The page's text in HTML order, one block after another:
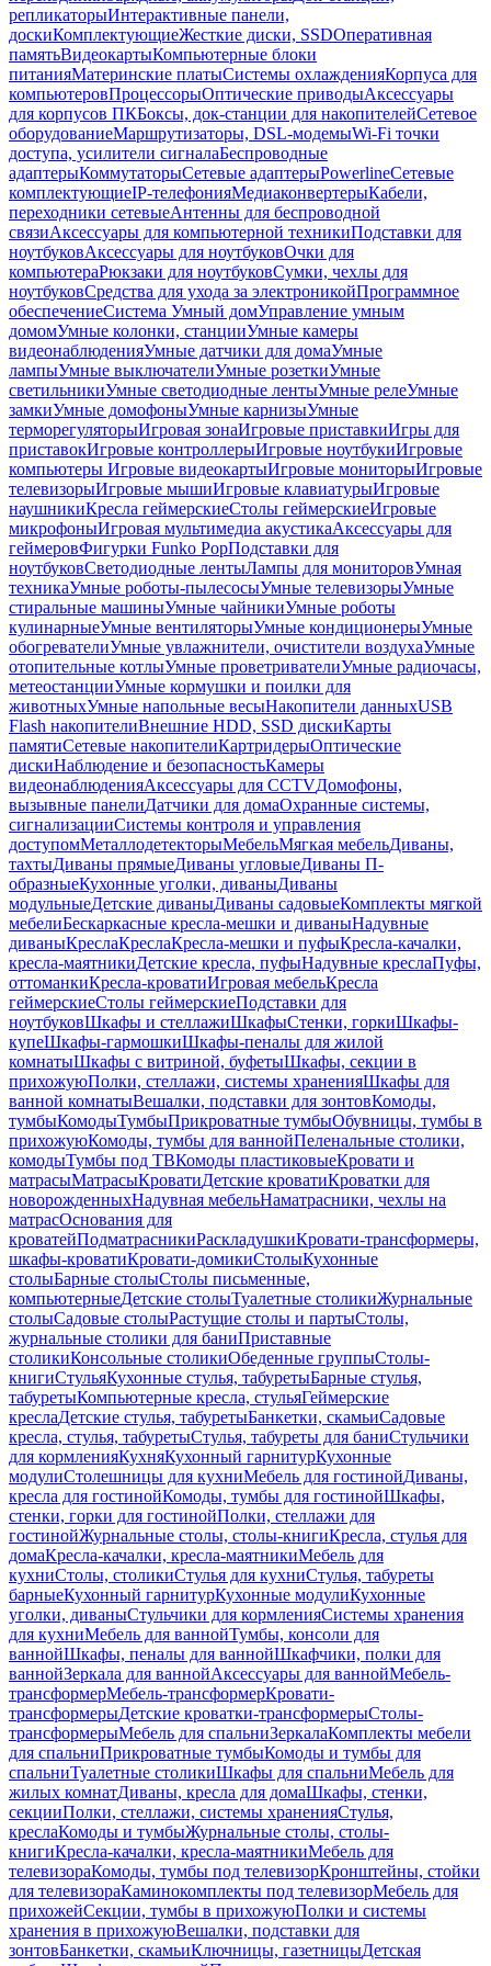
репликаторыИнтерактивные панели,
доскиКомплектующиеЖесткие диски, SSDОперативная
памятьВидеокартыКомпьютерные блоки
питанияМатеринские платыСистемы охлажденияКорпуса для
компьютеровПроцессорыОптические приводыАксессуары
для корпусов ПКБоксы, док-станции для накопителейСетевое
оборудованиеМаршрутизаторы, DSL-модемыWi-Fi точки
доступа, усилители сигналаБеспроводные
адаптерыКоммутаторыСетевые адаптерыPowerlineСетевые
комплектующиеIP-телефонияМедиаконвертерыКабели,
переходники сетевыеАнтенны для беспроводной
связиАксессуары для компьютерной техникиПодставки для
ноутбуковАксессуары для ноутбуковОчки для
компьютераРюкзаки для ноутбуковСумки, чехлы для
ноутбуковСредства для ухода за электроникойПрограммное
обеспечениеСистема Умный домУправление умным
домомУмные колонки, станцииУмные камеры
видеонаблюденияУмные датчики для домаУмные
лампыУмные выключателиУмные розеткиУмные
светильникиУмные светодиодные лентыУмные релеУмные
замкиУмные домофоныУмные карнизыУмные
терморегуляторыИгровая зонаИгровые приставкиИгры для
приставокИгровые контроллерыИгровые ноутбукиИгровые
компьютеры Игровые видеокартыИгровые мониторыИгровые
телевизорыИгровые мышиИгровые клавиатурыИгровые
наушникиКресла геймерскиеСтолы геймерскиеИгровые
микрофоныИгровая мультимедиа акустикаАксессуары для
геймеровФигурки Funko PopПодставки для
ноутбуковСветодиодные лентыЛампы для мониторовУмная
техникаУмные роботы-пылесосыУмные телевизорыУмные
стиральные машиныУмные чайникиУмные роботы
кулинарныеУмные вентиляторыУмные кондиционерыУмные
обогревателиУмные увлажнители, очистители воздухаУмные
отопительные котлыУмные проветривателиУмные радиочасы,
метеостанцииУмные кормушки и поилки для
животныхУмные напольные весыНакопители данныхUSB
Flash накопителиВнешние HDD, SSD дискиКарты
памятиСетевые накопителиКартридерыОптические
дискиНаблюдение и безопасностьКамеры
видеонаблюденияАксессуары для CCTVДомофоны,
вызывные панелиДатчики для домаОхранные системы,
сигнализацииСистемы контроля и управления
доступомМеталлодетекторыМебельМягкая мебельДиваны,
тахтыДиваны прямыеДиваны угловыеДиваны П-
образныеКухонные уголки, диваныДиваны
модульныеДетские диваныДиваны садовыеКомплекты мягкой
мебелиБескаркасные кресла-мешки и диваныНадувные
диваныКреслаКреслаКресла-мешки и пуфыКресла-качалки,
кресла-маятникиДетские кресла, пуфыНадувные креслаПуфы,
оттоманкиКресла-кроватиИгровая мебельКресла
геймерскиеСтолы геймерскиеПодставки для
ноутбуковШкафы и стеллажиШкафыСтенки, горкиШкафы-
купеШкафы-гармошкиШкафы-пеналы для жилой
комнатыШкафы с витриной, буфетыШкафы, секции в
прихожуюПолки, стеллажи, системы храненияШкафы для
ванной комнатыВешалки, подставки для зонтовКомоды,
тумбыКомодыТумбыПрикроватные тумбыОбувницы, тумбы в
прихожуюКомоды, тумбы для ваннойПеленальные столики,
комодыТумбы под ТВКомоды пластиковыеКровати и
матрасыМатрасыКроватиДетские кроватиКроватки для
новорожденныхНадувная мебельНаматрасники, чехлы на
матрасОснования для
кроватейПодматрасникиРаскладушкиКровати-трансформеры,
шкафы-кроватиКровати-домикиСтолыКухонные
столыБарные столыСтолы письменные,
компьютерныеДетские столыТуалетные столикиЖурнальные
столыСадовые столыРастущие столы и партыСтолы,
журнальные столики для баниПриставные
столикиКонсольные столикиОбеденные группыСтолы-
книгиСтульяКухонные стулья, табуретыБарные стулья,
табуретыКомпьютерные кресла, стульяГеймерские
креслаДетские стулья, табуретыБанкетки, скамьиСадовые
кресла, стулья, табуретыСтулья, табуреты для баниСтульчики
для кормленияКухняКухонный гарнитурКухонные
модулиСтолешницы для кухниМебель для гостинойДиваны,
кресла для гостинойКомоды, тумбы для гостинойШкафы,
стенки, горки для гостинойПолки, стеллажи для
гостинойЖурнальные столы, столы-книгиКресла, стулья для
домаКресла-качалки, кресла-маятникиМебель для
кухниСтолы, столикиСтулья для кухниСтулья, табуреты
барныеКухонный гарнитурКухонные модулиКухонные
уголки, диваныСтульчики для кормленияСистемы хранения
для кухниМебель для ваннойТумбы, консоли для
ваннойШкафы, пеналы для ваннойШкафчики, полки для
ваннойЗеркала для ваннойАксессуары для ваннойМебель-
трансформерМебель-трансформерКровати-
трансформерыДетские кроватки-трансформерыСтолы-
трансформерыМебель для спальниЗеркалаКомплекты мебели
для спальниПрикроватные тумбыКомоды и тумбы для
спальниТуалетные столикиШкафы для спальниМебель для
жилых комнатДиваны, кресла для домаШкафы, стенки,
секцииПолки, стеллажи, системы храненияСтулья,
креслаКомоды и тумбыЖурнальные столы, столы-
книгиКресла-качалки, кресла-маятникиМебель для
телевизораКомоды, тумбы под телевизорКронштейны, стойки
для телевизораКаминокомплекты под телевизорМебель для
прихожейСекции, тумбы в прихожуюПолки и системы
хранения в прихожуюВешалки, подставки для
зонтовБанкетки, скамьиКлючницы, газетницыДетская